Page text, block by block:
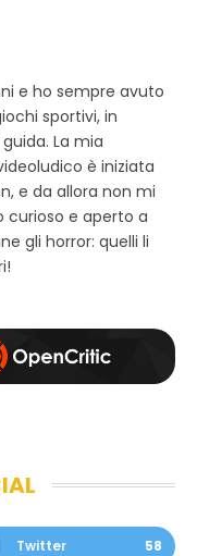
e ho sempre avuto
sportivi, in
La mia
è iniziata
e da allora non mi
curioso e aperto a
gli horror: quelli li
Twitter 58